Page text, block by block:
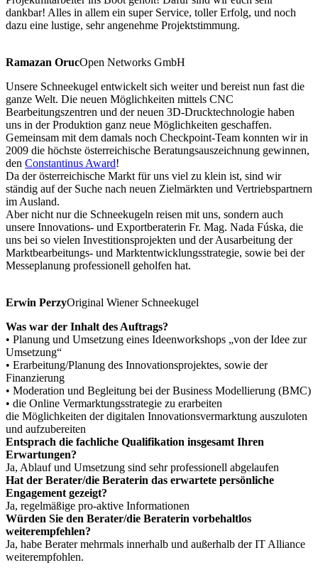
dankbar! Alles in allem ein super Service, toller Erfolg, und noch
dazu eine lustige, sehr angenehme Projektstimmung.
Ramazan OrucOpen Networks GmbH
Unsere Schneekugel entwickelt sich weiter und bereist nun fast die
ganze Welt. Die neuen Möglichkeiten mittels CNC
Bearbeitungszentren und der neuen 3D-Drucktechnologie haben
uns in der Produktion ganz neue Möglichkeiten geschaffen.
Gemeinsam mit dem damals noch Checkpoint-Team konnten wir in
2009 die höchste österreichische Beratungsauszeichnung gewinnen,
den Constantinus Award!
Da der österreichische Markt für uns viel zu klein ist, sind wir
ständig auf der Suche nach neuen Zielmärkten und Vertriebspartnern
im Ausland.
Aber nicht nur die Schneekugeln reisen mit uns, sondern auch
unsere Innovations- und Exportberaterin Fr. Mag. Nada Fúska, die
uns bei so vielen Investitionsprojekten und der Ausarbeitung der
Marktbearbeitungs- und Marktentwicklungsstrategie, sowie bei der
Messeplanung professionell geholfen hat.
Erwin PerzyOriginal Wiener Schneekugel
Was war der Inhalt des Auftrags?
• Planung und Umsetzung eines Ideenworkshops „von der Idee zur
Umsetzung“
• Erarbeitung/Planung des Innovationsprojektes, sowie der
Finanzierung
• Moderation und Begleitung bei der Business Modellierung (BMC)
• die Online Vermarktungsstrategie zu erarbeiten
die Möglichkeiten der digitalen Innovationsvermarktung auszuloten
und aufzubereiten
Entsprach die fachliche Qualifikation insgesamt Ihren
Erwartungen?
Ja, Ablauf und Umsetzung sind sehr professionell abgelaufen
Hat der Berater/die Beraterin das erwartete persönliche
Engagement gezeigt?
Ja, regelmäßige pro-aktive Informationen
Würden Sie den Berater/die Beraterin vorbehaltlos
weiterempfehlen?
Ja, habe Berater mehrmals innerhalb und außerhalb der IT Alliance
weiterempfohlen.